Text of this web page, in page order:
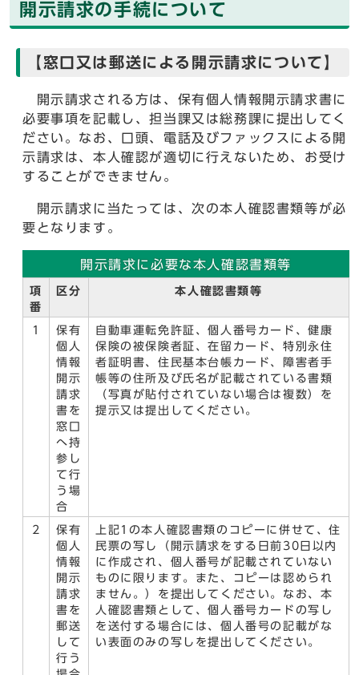
開示請求の手続について
【窓口又は郵送による開示請求について】
開示請求される方は、保有個人情報開示請求書に
必要事項を記載し、担当課又は総務課に提出してく
ださい。なお、口頭、電話及びファックスによる開
示請求は、本人確認が適切に行えないため、お受け
することができません。
開示請求に当たっては、次の本人確認書類等が必
要となります。
開示請求に必要な本人確認書類等
項
番
区分 本人確認書類等
1
保有
個人
情報
開示
請求
書を
窓口
へ持
参し
て行
う場
合
自動車運転免許証、個人番号カード、健康
保険の被保険者証、在留カード、特別永住
者証明書、住民基本台帳カード、障害者手
帳等の住所及び氏名が記載されている書類
（写真が貼付されていない場合は複数）を
提示又は提出してください。
2
保有
個人
情報
開示
請求
書を
郵送
して
行う
上記1の本人確認書類のコピーに併せて、住
民票の写し（開示請求をする日前30日以内
に作成され、個人番号が記載されていない
ものに限ります。また、コピーは認められ
ません。）を提出してください。なお、本
人確認書類として、個人番号カードの写し
を送付する場合には、個人番号の記載がな
い表面のみの写しを提出してください。